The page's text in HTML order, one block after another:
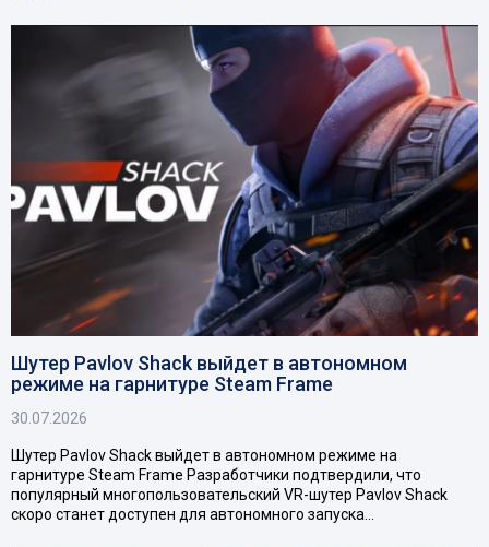
Шутер Pavlov Shack выйдет в автономном
режиме на гарнитуре Steam Frame
30.07.2026
Шутер Pavlov Shack выйдет в автономном режиме на
гарнитуре Steam Frame Разработчики подтвердили, что
популярный многопользовательский VR-шутер Pavlov Shack
скоро станет доступен для автономного запуска…